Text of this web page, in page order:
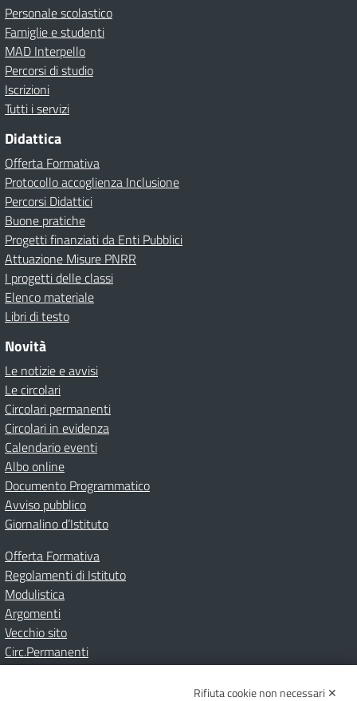
Personale scolastico
Famiglie e studenti
MAD Interpello
Percorsi di studio
Iscrizioni
Tutti i servizi
Didattica
Offerta Formativa
Protocollo accoglienza Inclusione
Percorsi Didattici
Buone pratiche
Progetti finanziati da Enti Pubblici
Attuazione Misure PNRR
I progetti delle classi
Elenco materiale
Libri di testo
Novità
Le notizie e avvisi
Le circolari
Circolari permanenti
Circolari in evidenza
Calendario eventi
Albo online
Documento Programmatico
Avviso pubblico
Giornalino d’Istituto
Offerta Formativa
Regolamenti di Istituto
Modulistica
Argomenti
Vecchio sito
Circ.Permanenti
Albo onlinePrivacy Policy
Rifiuta cookie non necessari ✕